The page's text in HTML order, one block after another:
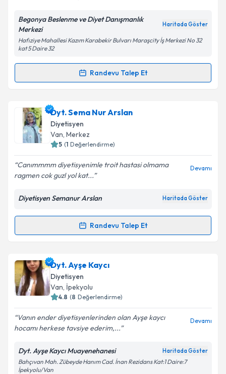
Kişisel verilerimin işlenmesine ilişkin
Aydınlatma
kapsamda işlenmesini kabul ediyorum.
Takvim Talebini Gönder
Begonya Beslenme ve Diyet Danışmanlık
Merkezi
Haritada Göster
Hafıziye Mahallesi Kazım Karabekir Bulvarı Maraşcity İş Merkezi No 32
kat 5 Daire 32
Randevu Talep Et
Randevu Takvimi Talebi
Dyt. Gülay Işıkiçin randevu takvimi talebi oluşturun.
Size bu uzmandan randevu almanız için bir takvim
hazırlandığında e-posta ile bilgilendireceğiz.
Kişisel verilerimin işlenmesine ilişkin
Aydınlatma
kapsamda işlenmesini kabul ediyorum.
Dyt. Sema Nur Arslan
Diyetisyen
Van, Merkez
5 (1 Değerlendirme)
Canımmmm diyetisyenimle troit hastasi olmama
ragmen cok guzl yol kat...
Devamı
Diyetisyen Semanur Arslan Haritada Göster
Randevu Talep Et
Randevu Takvimi Talebi
Dyt. Sema Nur Arslaniçin randevu takvimi talebi
oluşturun. Size bu uzmandan randevu almanız için bir
takvim hazırlandığında e-posta ile bilgilendireceğiz.
Kişisel verilerimin işlenmesine ilişkin
Aydınlatma
Metni'ni okudum ve kişisel verilerimin belirtilen
Dyt. Ayşe Kaycı
Diyetisyen
Van, İpekyolu
4.8 (8 Değerlendirme)
Vanın ender diyetisyenlerinden olan Ayşe kaycı
hocamı herkese tavsiye ederim,...
Devamı
Dyt. Ayşe Kaycı Muayenehanesi Haritada Göster
Bahçıvan Mah. Zübeyde Hanım Cad. İnan Rezidans Kat:1 Daire:7
İpekyolu/Van